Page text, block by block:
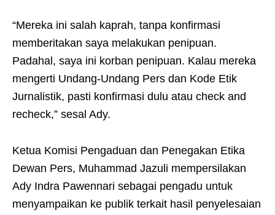
“Mereka ini salah kaprah, tanpa konfirmasi
memberitakan saya melakukan penipuan.
Padahal, saya ini korban penipuan. Kalau mereka
mengerti Undang-Undang Pers dan Kode Etik
Jurnalistik, pasti konfirmasi dulu atau check and
recheck,” sesal Ady.
Ketua Komisi Pengaduan dan Penegakan Etika
Dewan Pers, Muhammad Jazuli mempersilakan
Ady Indra Pawennari sebagai pengadu untuk
menyampaikan ke publik terkait hasil penyelesaian